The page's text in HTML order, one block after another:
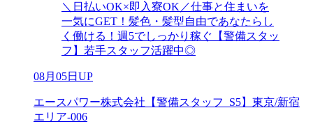
＼日払いOK×即入寮OK／仕事と住まいを
一気にGET！髪色・髪型自由であなたらし
く働ける！週5でしっかり稼ぐ【警備スタッ
フ】若手スタッフ活躍中◎
08月05日UP
エースパワー株式会社【警備スタッフ_S5】東京/新宿
エリア-006